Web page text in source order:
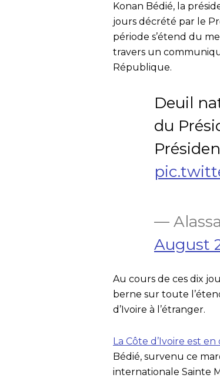
Konan Bédié, la
jours décrété par le
période s’étend du
travers un
République.
Deuil
du
—
August
Au cours de ces dix
berne sur toute
d’Ivoire à l’étranger.
La Côte d’Ivoire est en
Bédié, survenu ce
internationale Sainte